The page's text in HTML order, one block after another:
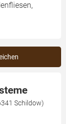
Schildow)